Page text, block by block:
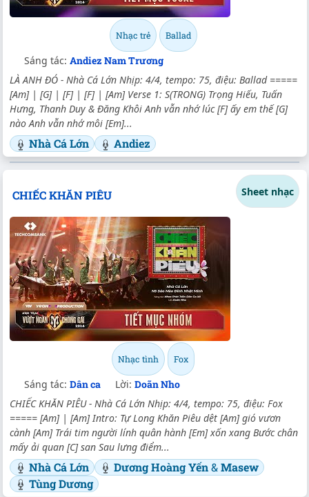
Nhạc trẻ Ballad
Sáng tác: Andiez Nam Trương
LÀ ANH ĐÓ - Nhà Cá Lớn Nhịp: 4/4, tempo: 75, điệu: Ballad =====
[Am] | [G] | [F] | [F] | [Am] Verse 1: S(TRONG) Trọng Hiếu, Tuấn
Hưng, Thanh Duy & Đăng Khôi Anh vẫn nhớ lúc [F] ấy em thế [G]
nào Anh vẫn nhớ môi [Em]...
Nhà Cá Lớn Andiez
CHIẾC KHĂN PIÊU Sheet nhạc
Nhạc tình Fox
Sáng tác: Dân ca Lời: Doãn Nho
CHIẾC KHĂN PIÊU - Nhà Cá Lớn Nhịp: 4/4, tempo: 75, điệu: Fox
===== [Am] | [Am] Intro: Tự Long Khăn Piêu dệt [Am] gió vươn
cành [Am] Trái tim người lính quân hành [Em] xốn xang Bước chân
mấy ải quan [C] san Sau lưng điểm...
Nhà Cá Lớn Dương Hoàng Yến&Masew
Tùng Dương